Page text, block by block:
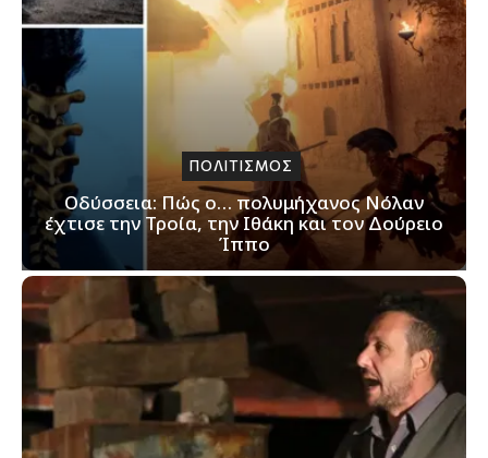
ΠΟΛΙΤΙΣΜΟΣ
Οδύσσεια: Πώς ο… πολυμήχανος Νόλαν
έχτισε την Τροία, την Ιθάκη και τον Δούρειο
Ίππο